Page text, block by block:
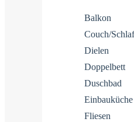
Balkon
Couch/
Dielen
Doppelbett
Duschbad
Einbauküche
Fliesen